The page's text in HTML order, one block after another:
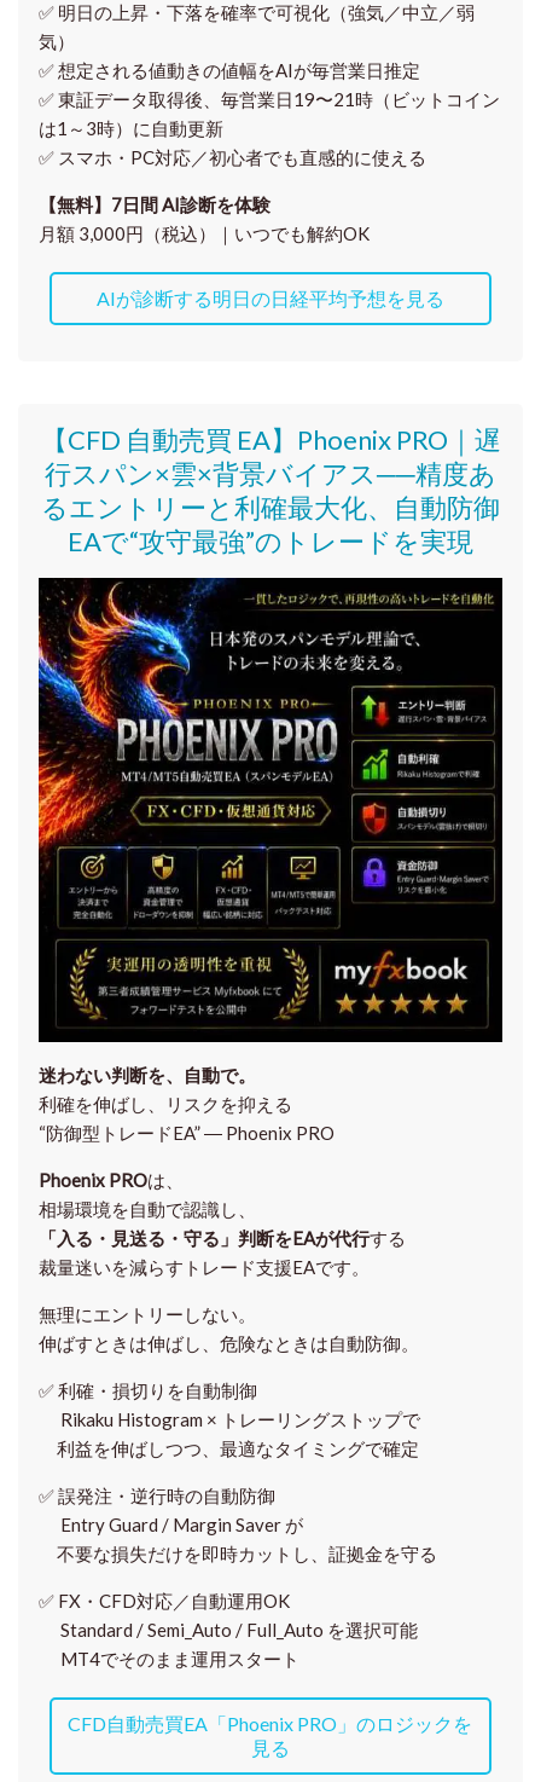
✅ 明日の上昇・下落を確率で可視化（強気／中立／弱
気）
✅ 想定される値動きの値幅をAIが毎営業日推定
✅ 東証データ取得後、 毎営業日19〜21時（ビットコイン
は1～3時）に自動更新
✅ スマホ・PC対応／初心者でも直感的に使える
【無料】7日間 AI診断を体験
月額 3,000円（税込）｜いつでも解約OK
AIが診断する明日の日経平均予想を見る
【CFD 自動売買 EA】Phoenix PRO｜遅
行スパン×雲×背景バイアス──精度あ
るエントリーと利確最大化、自動防御
EAで“攻守最強”のトレードを実現
迷わない判断を、自動で。
利確を伸ばし、リスクを抑える
“防御型トレードEA” ― Phoenix PRO
Phoenix PROは、
相場環境を自動で認識し、
「入る・見送る・守る」判断をEAが代行する
裁量迷いを減らすトレード支援EAです。
無理にエントリーしない。
伸ばすときは伸ばし、危険なときは自動防御。
✅利確・損切りを自動制御
Rikaku Histogram × トレーリングストップで
利益を伸ばしつつ、最適なタイミングで確定
✅誤発注・逆行時の自動防御
Entry Guard / Margin Saver が
不要な損失だけを即時カットし、証拠金を守る
✅ FX・CFD対応／自動運用OK
Standard / Semi_Auto / Full_Auto を選択可能
MT4でそのまま運用スタート
CFD自動売買EA「Phoenix PRO」のロジックを
見る